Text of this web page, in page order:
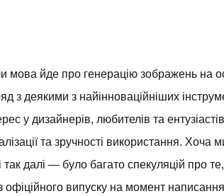
мова йде про генерацію зображень на
з деякими з найінноваційніших
у дизайнерів, любителів та
та зручності використання.
так далі — було багато спекуляцій про
офіційного випуску на момент